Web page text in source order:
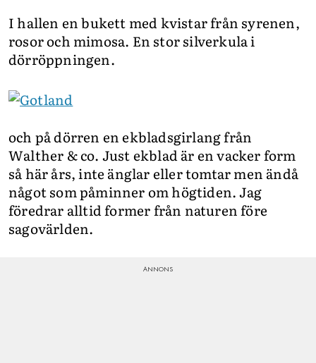
I hallen en bukett med kvistar från syrenen,
rosor och mimosa. En stor silverkula i
dörröppningen.
och på dörren en ekbladsgirlang från
Walther & co. Just ekblad är en vacker form
så här års, inte änglar eller tomtar men ändå
något som påminner om högtiden. Jag
föredrar alltid former från naturen före
sagovärlden.